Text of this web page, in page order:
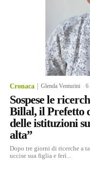
Cronaca Glenda Venturini -6
Sospese le
Billal, il Prefetto
delle istituzioni
alta”
Dopo tre giorni di ricerche a
uccise sua figlia e ferì...